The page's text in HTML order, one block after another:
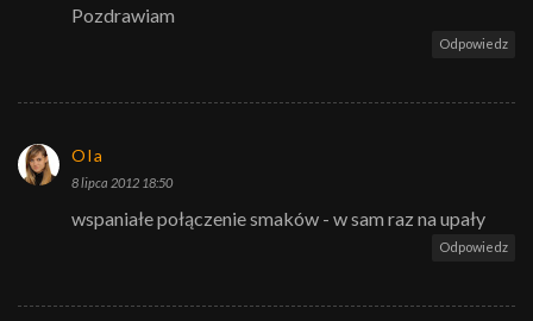
Pozdrawiam
Odpowiedz
Ola
8 lipca 2012 18:50
wspaniałe połączenie smaków - w sam raz na upały
Odpowiedz